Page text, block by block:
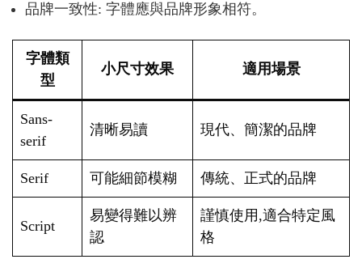
品牌一致性: 字體應與品牌形象相符。
字體類
型
小尺寸效果 適用場景
Sans-
serif
清晰易讀 現代、簡潔的品牌
Serif 可能細節模糊 傳統、正式的品牌
Script
易變得難以辨
認
謹慎使用,適合特定風
格